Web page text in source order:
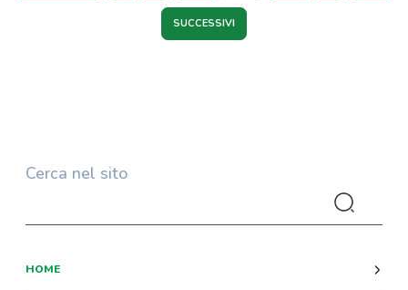
SUCCESSIVI
Cerca nel sito
HOME